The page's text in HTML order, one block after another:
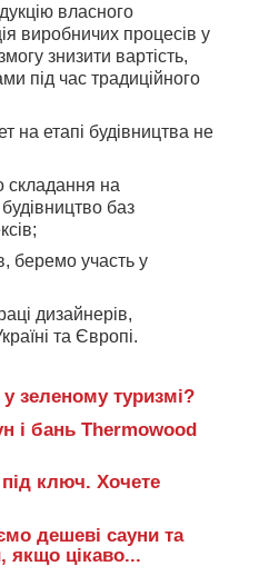
власного
виробничих процесів у
знизити вартість,
під час традиційного
на етапі будівництва не
на
баз
беремо участь у
дизайнерів,
та Європі.
зеленому туризмі?
і бань Thermowood
під ключ. Хочете
дешеві сауни та
якщо цікаво...